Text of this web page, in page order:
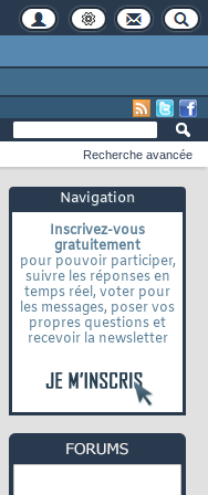
Navigation
Inscrivez-vous
gratuitement
pour pouvoir participer,
suivre les réponses en
temps réel, voter pour
les messages, poser vos
propres questions et
recevoir la newsletter
Recherche avancée